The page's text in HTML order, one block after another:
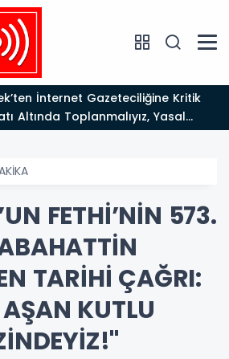
Altında Toplanmalıyız, Yasal
Hazırız"
FETHİ’NİN 573.
TARİHİ ÇAĞRI:
KUTLU